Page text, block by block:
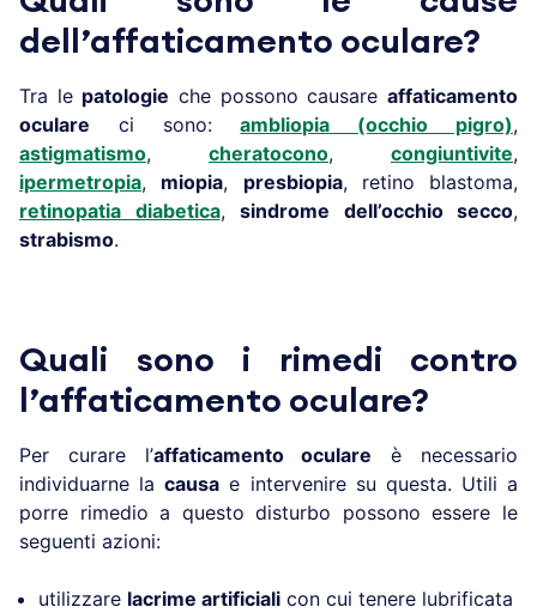
dell’affaticamento oculare?
Tra le patologie che possono causareaffaticamento
oculare ci sono:ambliopia (occhio pigro),
astigmatismo, cheratocono, congiuntivite,
ipermetropia, miopia, presbiopia, retino blastoma,
retinopatia diabetica, sindrome dell’occhio secco,
strabismo.
Quali sono i rimedi contro
l’affaticamento oculare?
Per curare l’affaticamento oculare è necessario
individuarne lacausa e intervenire su questa. Utili a
porre rimedio a questo disturbo possono essere le
seguenti azioni:
utilizzare lacrime artificiali con cui tenere lubrificata